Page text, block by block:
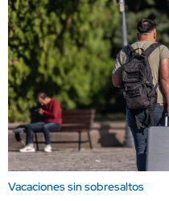
Vacaciones sin sobresaltos